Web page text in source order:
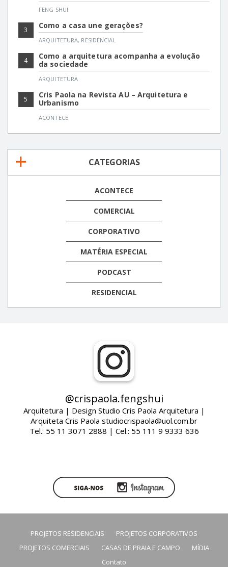
FENG SHUI
3 Como a casa une gerações?
ARQUITETURA, RESIDENCIAL
4
Como a arquitetura acompanha a evolução
da sociedade
ARQUITETURA
5
Cris Paola na Revista AU – Arquitetura e
Urbanismo
ACONTECE
CATEGORIAS
ACONTECE
COMERCIAL
CORPORATIVO
MATÉRIA ESPECIAL
PODCAST
RESIDENCIAL
@crispaola.fengshui
Arquitetura | Design Studio Cris Paola Arquitetura |
Arquiteta Cris Paola studiocrispaola@uol.com.br
Tel.: 55 11 3071 2888 | Cel.: 55 111 9 9333 636
PROJETOS RESIDENCIAIS
PROJETOS CORPORATIVOS
PROJETOS COMERCIAIS
CASAS DE PRAIA E CAMPO
MÍDIA
Contato